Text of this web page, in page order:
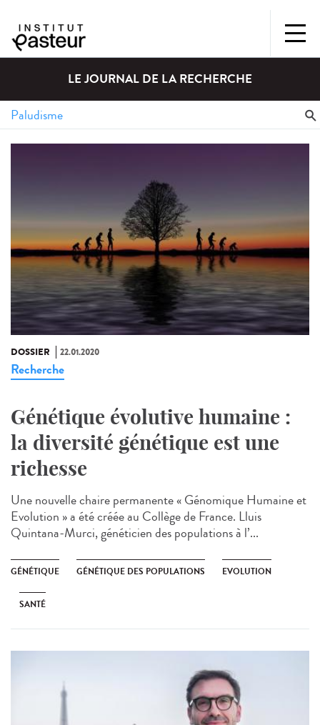
LE JOURNAL DE LA RECHERCHE
DOSSIER 22.01.2020
Recherche
Génétique évolutive humaine :
la diversité génétique est une
richesse
Une nouvelle chaire permanente « Génomique Humaine et
Evolution » a été créée au Collège de France. Lluis
Quintana-Murci, généticien des populations à l’...
GÉNÉTIQUE GÉNÉTIQUE DES POPULATIONS EVOLUTION
SANTÉ